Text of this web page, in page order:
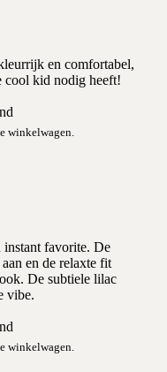
en comfortabel,
cool kid nodig heeft!
winkelwagen.
instant favorite. De
en de relaxte fit
De subtiele lilac
vibe.
winkelwagen.